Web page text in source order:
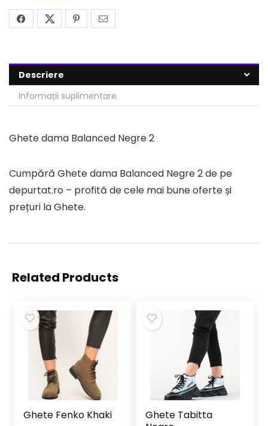
Descriere
Informații suplimentare
Ghete dama Balanced Negre 2
Cumpără Ghete dama Balanced Negre 2 de pe
depurtat.ro – profită de cele mai bune oferte și
prețuri la Ghete.
Related Products
Ghete Fenko Khaki
Ghete Tabitta